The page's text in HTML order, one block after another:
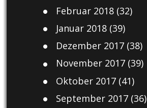
Februar 2018(32)
Januar 2018(39)
Dezember 2017(38)
November 2017(39)
Oktober 2017(41)
September 2017(36)